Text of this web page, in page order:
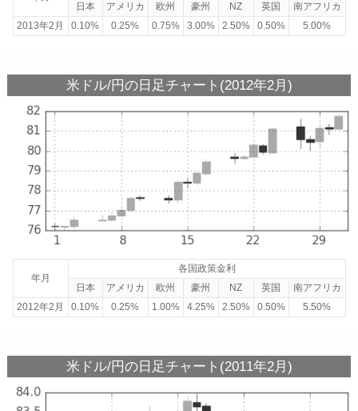
日本
アメリカ 欧州 豪州 NZ 英国
南アフリカ
2013年2月
0.10% 0.25% 0.75% 3.00% 2.50% 0.50% 5.00%
米ドル/円の日足チャート(2012年2月)
年月
各国政策金利
日本
アメリカ 欧州 豪州 NZ 英国
南アフリカ
2012年2月
0.10% 0.25% 1.00% 4.25% 2.50% 0.50% 5.50%
米ドル/円の日足チャート(2011年2月)